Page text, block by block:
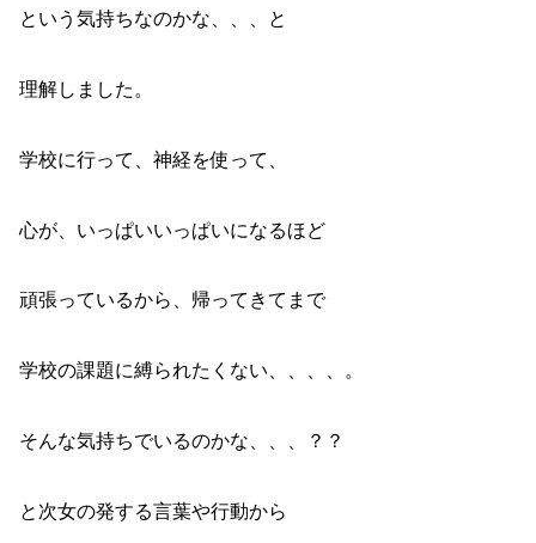
という気持ちなのかな、、、と
理解しました。
学校に行って、神経を使って、
心が、いっぱいいっぱいになるほど
頑張っているから、帰ってきてまで
学校の課題に縛られたくない、、、、。
そんな気持ちでいるのかな、、、？？
と次女の発する言葉や行動から